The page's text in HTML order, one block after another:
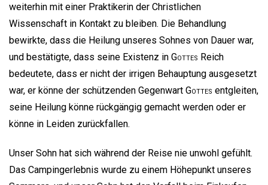
weiterhin mit einer Praktikerin der Christlichen
Wissenschaft in Kontakt zu bleiben. Die Behandlung
bewirkte, dass die Heilung unseres Sohnes von Dauer war,
und bestätigte, dass seine Existenz in Gottes Reich
bedeutete, dass er nicht der irrigen Behauptung ausgesetzt
war, er könne der schützenden Gegenwart Gottes entgleiten,
seine Heilung könne rückgängig gemacht werden oder er
könne in Leiden zurückfallen.
Unser Sohn hat sich während der Reise nie unwohl gefühlt.
Das Campingerlebnis wurde zu einem Höhepunkt unseres